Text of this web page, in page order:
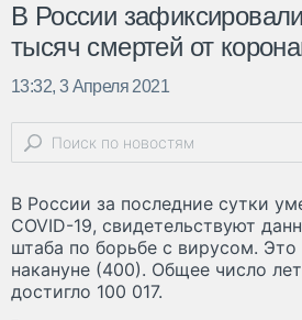
В России
тысяч смертей от
13:32, 3 Апреля 2021
В России за последние сутки
COVID-19, свидетельствуют
штаба по борьбе с вирусом.
накануне (400). Общее число
достигло 100 017.